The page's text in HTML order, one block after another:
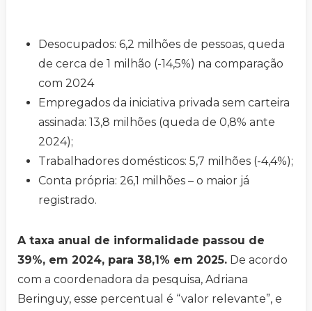
Desocupados: 6,2 milhões de pessoas, queda
de cerca de 1 milhão (-14,5%) na comparação
com 2024
Empregados da iniciativa privada sem carteira
assinada: 13,8 milhões (queda de 0,8% ante
2024);
Trabalhadores domésticos: 5,7 milhões (-4,4%);
Conta própria: 26,1 milhões – o maior já
registrado.
A taxa anual de informalidade passou de
39%, em 2024, para 38,1% em 2025. De acordo
com a coordenadora da pesquisa, Adriana
Beringuy, esse percentual é “valor relevante”, e